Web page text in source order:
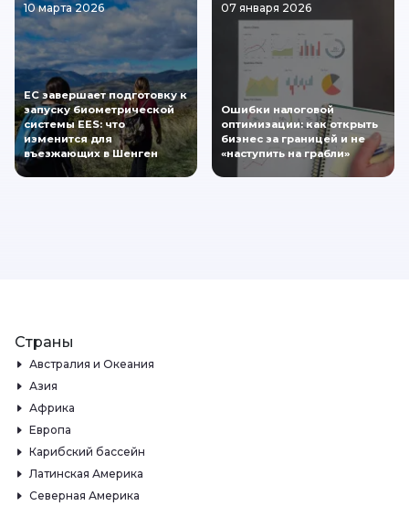
10 марта 2026
ЕС завершает подготовку к
запуску биометрической
системы EES: что
изменится для
въезжающих в Шенген
07 января 2026
Ошибки налоговой
оптимизации: как открыть
бизнес за границей и не
«наступить на грабли»
Страны
Австралия и Океания
Азия
Африка
Европа
Карибский бассейн
Латинская Америка
Северная Америка